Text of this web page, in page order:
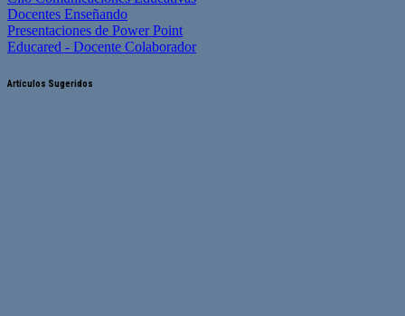
Docentes Enseñando
Presentaciones de Power Point
Educared - Docente Colaborador
Artículos Sugeridos